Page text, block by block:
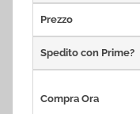
Prezzo
Spedito con Prime?
Compra Ora